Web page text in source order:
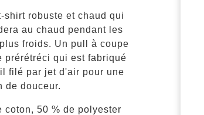
shirt robuste et chaud qui
au chaud pendant les
froids. Un pull à coupe
prérétréci qui est fabriqué
filé par jet d'air pour une
de douceur.
coton, 50 % de polyester